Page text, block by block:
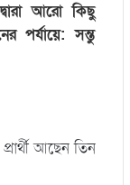
আরো কিছু
পর্যায়ে: সন্তু
আছেন তিন